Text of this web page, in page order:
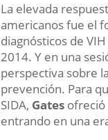
La elevada
americanos fue el
diagnósticos de
2014. Y en una
perspectiva sobre
prevención. Para
SIDA, Gates ofreció
entrando en una